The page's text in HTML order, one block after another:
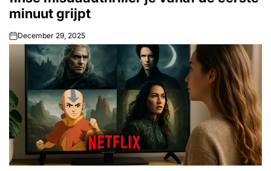
minuut grijpt
onDecember 29, 2025